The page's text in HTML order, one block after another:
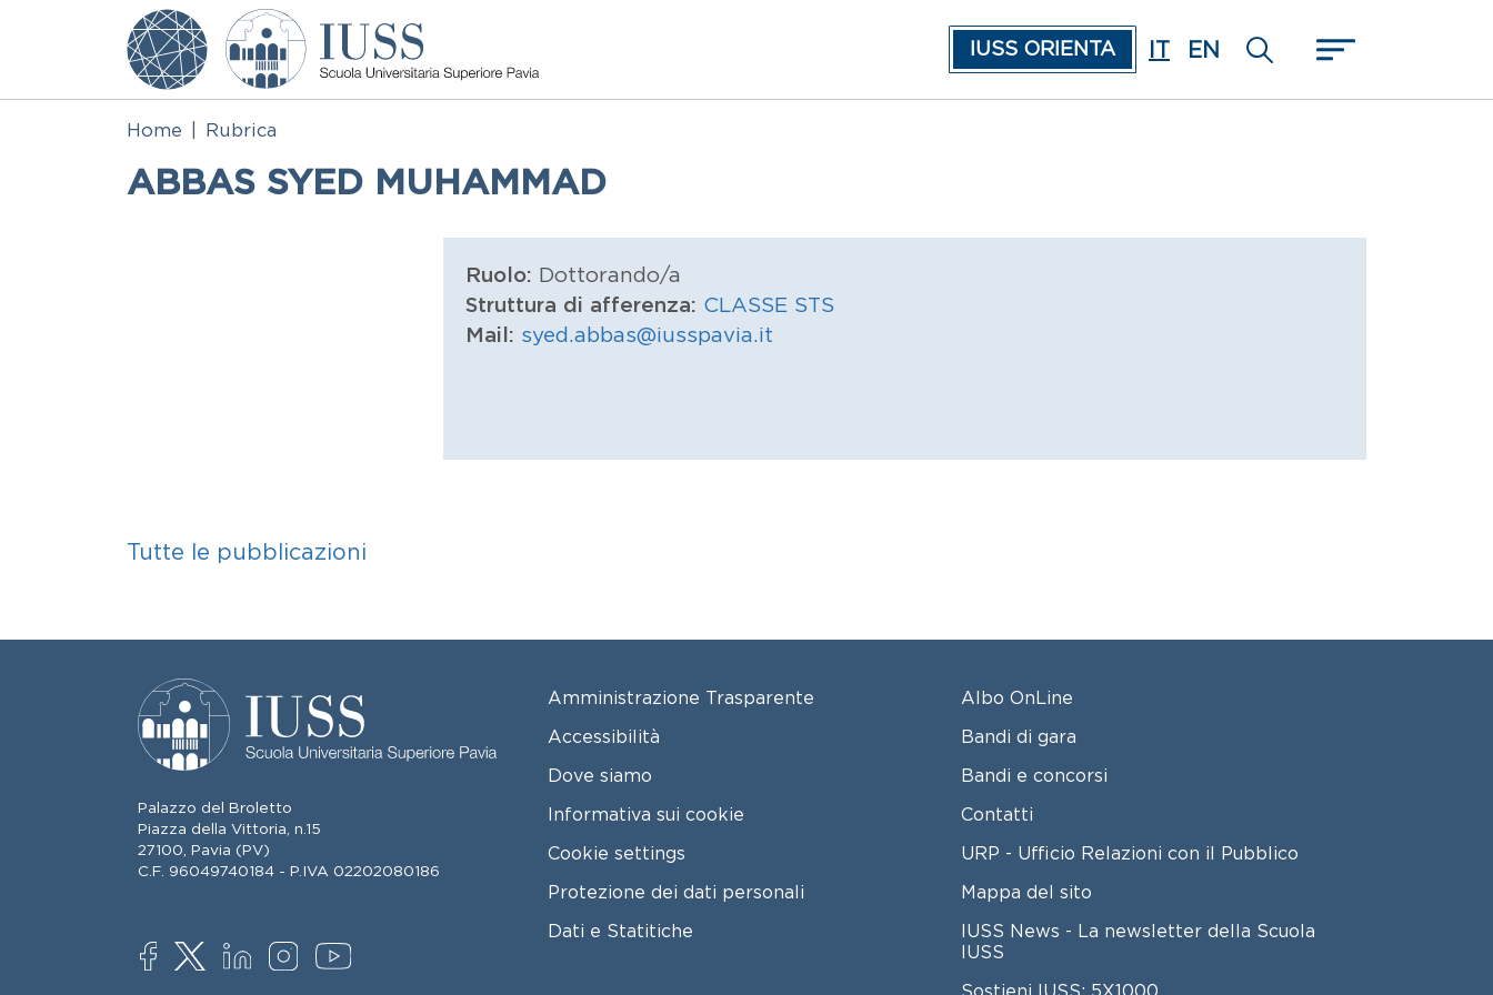
Salta al contenuto principale
IUSS ORIENTA
IT EN
Home Rubrica
ABBAS SYED MUHAMMAD
Ruolo: Dottorando/a
Struttura di afferenza: CLASSE STS
Mail: syed.abbas@iusspavia.it
Tutte le pubblicazioni
Palazzo del Broletto
Piazza della Vittoria, n.15
27100, Pavia (PV)
C.F. 96049740184 - P.IVA 02202080186
SOCIAL
FOOTER MENU
Amministrazione Trasparente
Accessibilità
Dove siamo
Informativa sui cookie
Cookie settings
Protezione dei dati personali
Dati e Statitiche
FOOTER 2
Albo OnLine
Bandi di gara
Bandi e concorsi
Contatti
URP - Ufficio Relazioni con il Pubblico
Mappa del sito
IUSS News - La newsletter della Scuola
IUSS
Sostieni IUSS: 5X1000